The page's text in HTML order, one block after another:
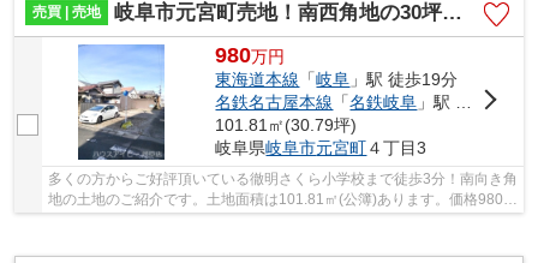
売買 | 売地 岐阜市元宮町売地！南西角地の30坪です♪徹明さくら小学校まで徒歩3分！建築条件はございません♪
980万円
東海道本線 「岐阜 」駅 徒歩19分
名鉄名古屋本線 「名鉄岐阜 」駅 徒歩19分
101.81㎡(30.79坪)
岐阜県岐阜市元宮町４丁目3
多くの方からご好評頂いている徹明さくら小学校まで徒歩3分！南向き角
地の土地のご紹介です。土地面積は101.81㎡(公簿)あります。価格980万